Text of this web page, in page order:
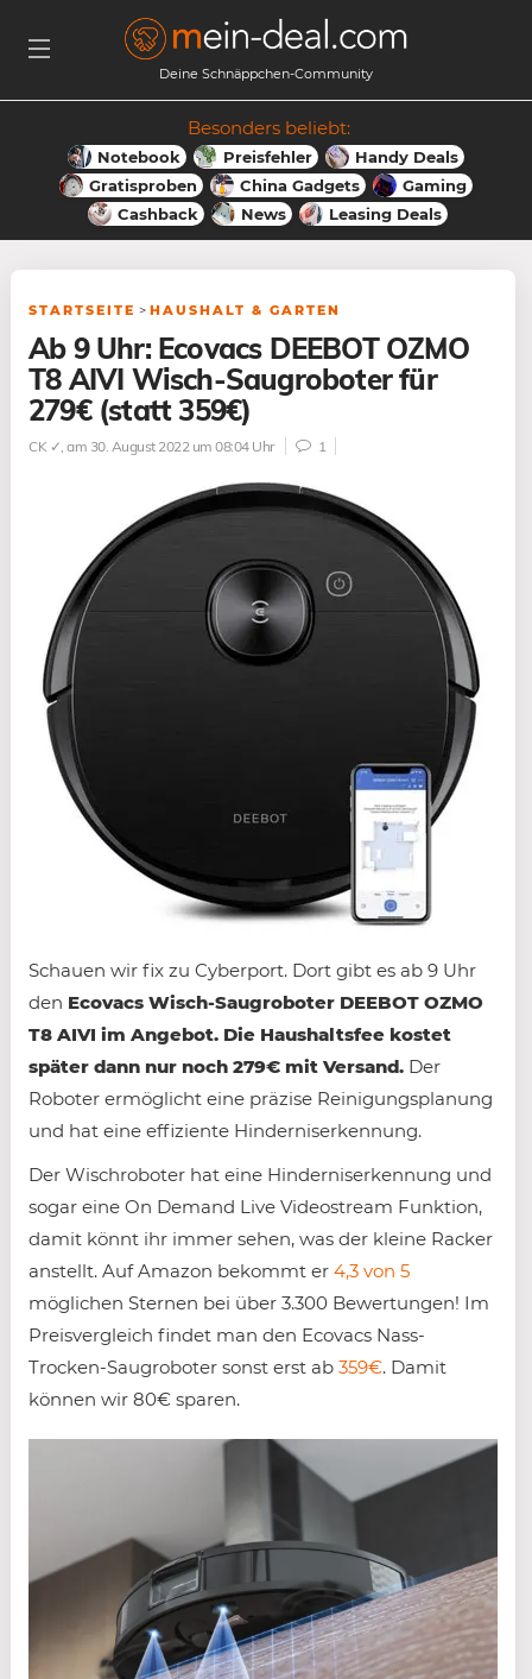
Deine Schnäppchen-Community
Besonders beliebt:
Notebook Preisfehler
Handy Deals
Gratisproben
China Gadgets
Gaming
Cashback
News Leasing Deals
STARTSEITE > HAUSHALT & GARTEN
Ab 9 Uhr: Ecovacs DEEBOT OZMO
T8 AIVI Wisch-Saugroboter für
279€ (statt 359€)
CK ✓, am 30. August 2022 um 08:04 Uhr 1
Schauen wir fix zu Cyberport. Dort gibt es ab 9 Uhr
den Ecovacs Wisch-Saugroboter DEEBOT OZMO
T8 AIVI im Angebot. Die Haushaltsfee kostet
später dann nur noch 279€ mit Versand. Der
Roboter ermöglicht eine präzise Reinigungsplanung
und hat eine effiziente Hinderniserkennung.
Der Wischroboter hat eine Hinderniserkennung und
sogar eine On Demand Live Videostream Funktion,
damit könnt ihr immer sehen, was der kleine Racker
anstellt. Auf Amazon bekommt er 4,3 von 5
möglichen Sternen bei über 3.300 Bewertungen! Im
Preisvergleich findet man den Ecovacs Nass-
Trocken-Saugroboter sonst erst ab 359€. Damit
können wir 80€ sparen.